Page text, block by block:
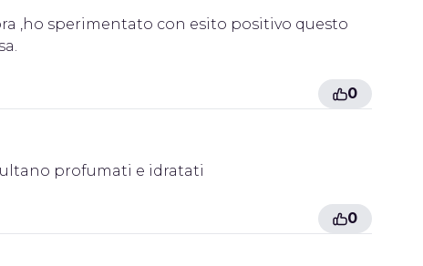
,ho sperimentato con esito positivo questo
0
profumati e idratati
0